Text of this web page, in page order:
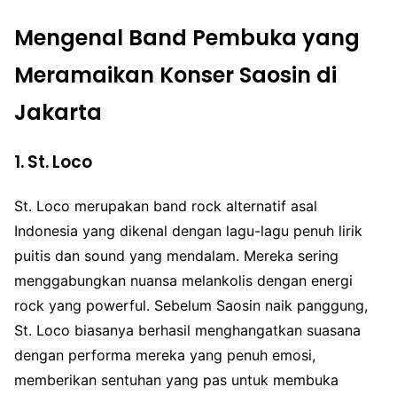
Mengenal Band Pembuka yang
Meramaikan Konser Saosin di
Jakarta
1.St. Loco
St. Loco merupakan band rock alternatif asal
Indonesia yang dikenal dengan lagu-lagu penuh lirik
puitis dan sound yang mendalam. Mereka sering
menggabungkan nuansa melankolis dengan energi
rock yang powerful. Sebelum Saosin naik panggung,
St. Loco biasanya berhasil menghangatkan suasana
dengan performa mereka yang penuh emosi,
memberikan sentuhan yang pas untuk membuka